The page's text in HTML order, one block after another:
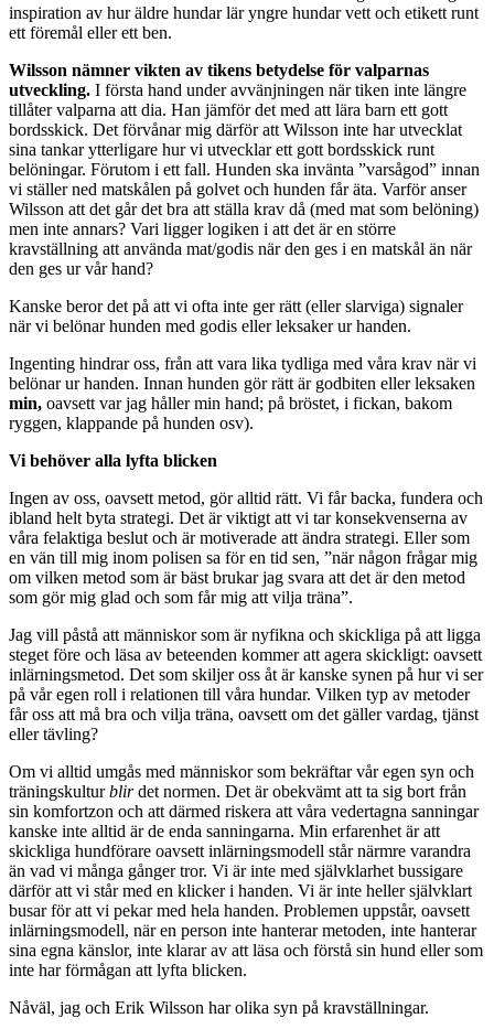
inspiration av hur äldre hundar lär yngre hundar vett och etikett runt
ett föremål eller ett ben.
Wilsson nämner vikten av tikens betydelse för valparnas
utveckling. I första hand under avvänjningen när tiken inte längre
tillåter valparna att dia. Han jämför det med att lära barn ett gott
bordsskick. Det förvånar mig därför att Wilsson inte har utvecklat
sina tankar ytterligare hur vi utvecklar ett gott bordsskick runt
belöningar. Förutom i ett fall. Hunden ska invänta ”varsågod” innan
vi ställer ned matskålen på golvet och hunden får äta. Varför anser
Wilsson att det går det bra att ställa krav då (med mat som belöning)
men inte annars? Vari ligger logiken i att det är en större
kravställning att använda mat/godis när den ges i en matskål än när
den ges ur vår hand?
Kanske beror det på att vi ofta inte ger rätt (eller slarviga) signaler
när vi belönar hunden med godis eller leksaker ur handen.
Ingenting hindrar oss, från att vara lika tydliga med våra krav när vi
belönar ur handen. Innan hunden gör rätt är godbiten eller leksaken
min, oavsett var jag håller min hand; på bröstet, i fickan, bakom
ryggen, klappande på hunden osv).
Vi behöver alla lyfta blicken
Ingen av oss, oavsett metod, gör alltid rätt. Vi får backa, fundera och
ibland helt byta strategi. Det är viktigt att vi tar konsekvenserna av
våra felaktiga beslut och är motiverade att ändra strategi. Eller som
en vän till mig inom polisen sa för en tid sen, ”när någon frågar mig
om vilken metod som är bäst brukar jag svara att det är den metod
som gör mig glad och som får mig att vilja träna”.
Jag vill påstå att människor som är nyfikna och skickliga på att ligga
steget före och läsa av beteenden kommer att agera skickligt: oavsett
inlärningsmetod. Det som skiljer oss åt är kanske synen på hur vi ser
på vår egen roll i relationen till våra hundar. Vilken typ av metoder
får oss att må bra och vilja träna, oavsett om det gäller vardag, tjänst
eller tävling?
Om vi alltid umgås med människor som bekräftar vår egen syn och
träningskulturblirdet normen. Det är obekvämt att ta sig bort från
sin komfortzon och att därmed riskera att våra vedertagna sanningar
kanske inte alltid är de enda sanningarna. Min erfarenhet är att
skickliga hundförare oavsett inlärningsmodell står närmre varandra
än vad vi många gånger tror. Vi är inte med självklarhet bussigare
därför att vi står med en klicker i handen. Vi är inte heller självklart
busar för att vi pekar med hela handen. Problemen uppstår, oavsett
inlärningsmodell, när en person inte hanterar metoden, inte hanterar
sina egna känslor, inte klarar av att läsa och förstå sin hund eller som
inte har förmågan att lyfta blicken.
Nåväl, jag och Erik Wilsson har olika syn på kravställningar.